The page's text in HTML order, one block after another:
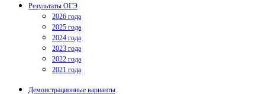
Результаты ОГЭ
2026 года
2025 года
2024 года
2023 года
2022 года
2021 года
Демонстрационные варианты